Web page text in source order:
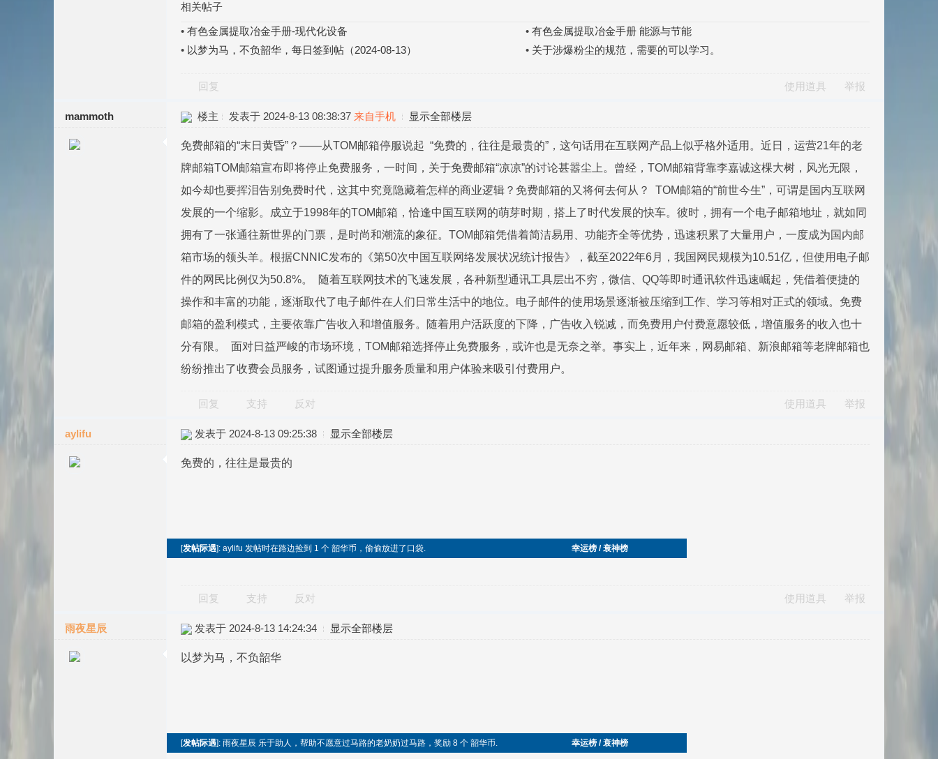
相关帖子
• 有色金属提取冶金手册-现代化设备 • 有色金属提取冶金手册 能源与节能
• 以梦为马，不负韶华，每日签到帖（2024-08-13） • 关于涉爆粉尘的规范，需要的可以学习。
回复 使用道具 举报
mammoth 楼主 发表于 2024-8-13 08:38:37 来自手机 显示全部楼层
免费邮箱的“末日黄昏”？——从TOM邮箱停服说起 “免费的，往往是最贵的”，这句话用在互联网产品上似乎格外适用。近日，运营21年的老
牌邮箱TOM邮箱宣布即将停止免费服务，一时间，关于免费邮箱“凉凉”的讨论甚嚣尘上。曾经，TOM邮箱背靠李嘉诚这棵大树，风光无限，
如今却也要挥泪告别免费时代，这其中究竟隐藏着怎样的商业逻辑？免费邮箱的又将何去何从？ TOM邮箱的“前世今生”，可谓是国内互联网
发展的一个缩影。成立于1998年的TOM邮箱，恰逢中国互联网的萌芽时期，搭上了时代发展的快车。彼时，拥有一个电子邮箱地址，就如同
拥有了一张通往新世界的门票，是时尚和潮流的象征。TOM邮箱凭借着简洁易用、功能齐全等优势，迅速积累了大量用户，一度成为国内邮
箱市场的领头羊。根据CNNIC发布的《第50次中国互联网络发展状况统计报告》，截至2022年6月，我国网民规模为10.51亿，但使用电子邮
件的网民比例仅为50.8%。 随着互联网技术的飞速发展，各种新型通讯工具层出不穷，微信、QQ等即时通讯软件迅速崛起，凭借着便捷的
操作和丰富的功能，逐渐取代了电子邮件在人们日常生活中的地位。电子邮件的使用场景逐渐被压缩到工作、学习等相对正式的领域。免费
邮箱的盈利模式，主要依靠广告收入和增值服务。随着用户活跃度的下降，广告收入锐减，而免费用户付费意愿较低，增值服务的收入也十
分有限。 面对日益严峻的市场环境，TOM邮箱选择停止免费服务，或许也是无奈之举。事实上，近年来，网易邮箱、新浪邮箱等老牌邮箱也
纷纷推出了收费会员服务，试图通过提升服务质量和用户体验来吸引付费用户。
回复 支持 反对 使用道具 举报
aylifu 发表于 2024-8-13 09:25:38 显示全部楼层
免费的，往往是最贵的
[发帖际遇]: aylifu 发帖时在路边捡到 1 个 韶华币，偷偷放进了口袋. 幸运榜 / 衰神榜
回复 支持 反对 使用道具 举报
雨夜星辰 发表于 2024-8-13 14:24:34 显示全部楼层
以梦为马，不负韶华
[发帖际遇]: 雨夜星辰 乐于助人，帮助不愿意过马路的老奶奶过马路，奖励 8 个 韶华币. 幸运榜 / 衰神榜